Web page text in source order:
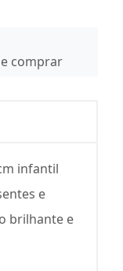
comprar
infantil
e
brilhante e